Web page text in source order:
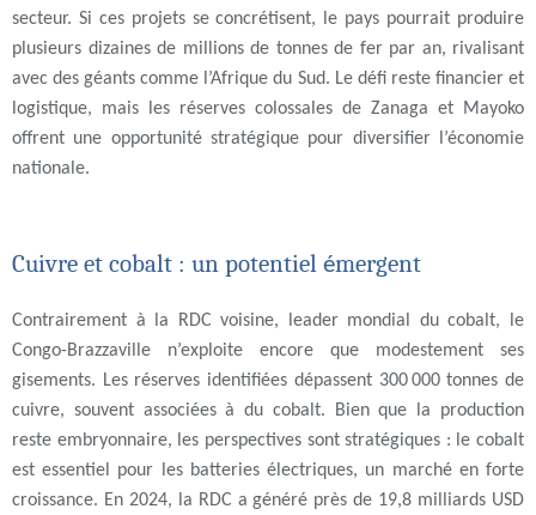
secteur. Si ces projets se concrétisent, le pays pourrait produire
plusieurs dizaines de millions de tonnes de fer par an, rivalisant
avec des géants comme l’Afrique du Sud. Le défi reste financier et
logistique, mais les réserves colossales de Zanaga et Mayoko
offrent une opportunité stratégique pour diversifier l’économie
nationale.
Cuivre et cobalt : un potentiel émergent
Contrairement à la RDC voisine, leader mondial du cobalt, le
Congo-Brazzaville n’exploite encore que modestement ses
gisements. Les réserves identifiées dépassent 300 000 tonnes de
cuivre, souvent associées à du cobalt. Bien que la production
reste embryonnaire, les perspectives sont stratégiques : le cobalt
est essentiel pour les batteries électriques, un marché en forte
croissance. En 2024, la RDC a généré près de 19,8 milliards USD